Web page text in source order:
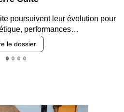
Entre circulation, sécurisation des